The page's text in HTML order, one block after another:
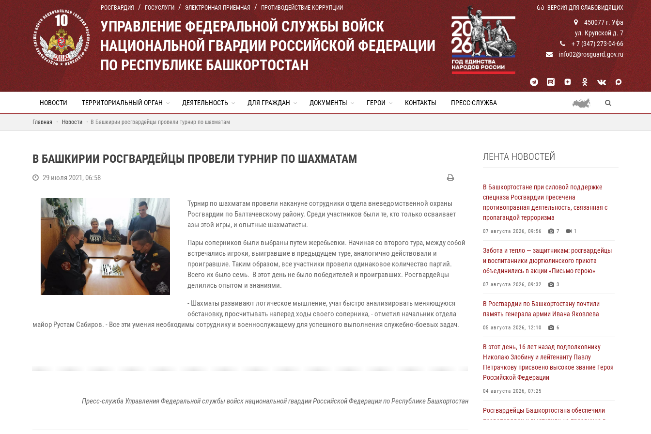
РОСГВАРДИЯ ГОСУСЛУГИ ЭЛЕКТРОННАЯ ПРИЕМНАЯ ПРОТИВОДЕЙСТВИЕ КОРРУПЦИИ ВЕРСИЯ ДЛЯ СЛАБОВИДЯЩИХ
УПРАВЛЕНИЕ ФЕДЕРАЛЬНОЙ СЛУЖБЫ ВОЙСК
НАЦИОНАЛЬНОЙ ГВАРДИИ РОССИЙСКОЙ ФЕДЕРАЦИИ
ПО РЕСПУБЛИКЕ БАШКОРТОСТАН
450077 г. Уфа
ул. Крупской д. 7
+ 7 (347) 273-04-66
info02@rosguard.gov.ru
НОВОСТИ ТЕРРИТОРИАЛЬНЫЙ ОРГАН ДЕЯТЕЛЬНОСТЬ ДЛЯ ГРАЖДАН ДОКУМЕНТЫ ГЕРОИ КОНТАКТЫ ПРЕСС-СЛУЖБА
Главная Новости В Башкирии росгвардейцы провели турнир по шахматам
В БАШКИРИИ РОСГВАРДЕЙЦЫ ПРОВЕЛИ ТУРНИР ПО ШАХМАТАМ
29 июля 2021, 06:58
Турнир по шахматам провели накануне сотрудники отдела вневедомственной охраны
Росгвардии по Балтачевскому району. Среди участников были те, кто только осваивает
азы этой игры, и опытные шахматисты.
Пары соперников были выбраны путем жеребьевки. Начиная со второго тура, между собой
встречались игроки, выигравшие в предыдущем туре, аналогично действовали и
проигравшие. Таким образом, все участники провели одинаковое количество партий.
Всего их было семь. В этот день не было победителей и проигравших. Росгвардейцы
делились опытом и знаниями.
- Шахматы развивают логическое мышление, учат быстро анализировать меняющуюся
обстановку, просчитывать наперед ходы своего соперника, - отметил начальник отдела
майор Рустам Сабиров. - Все эти умения необходимы сотруднику и военнослужащему для успешного выполнения служебно-боевых задач.
Пресс-служба Управления Федеральной службы войск национальной гвардии Российской Федерации по Республике Башкортостан
ЛЕНТА НОВОСТЕЙ
В Башкортостане при силовой поддержке
спецназа Росгвардии пресечена
противоправная деятельность, связанная с
пропагандой терроризма
07 августа 2026, 09:56 7 1
Забота и тепло — защитникам: росгвардейцы
и воспитанники дюртюлинского приюта
объединились в акции «Письмо герою»
07 августа 2026, 09:32 3
В Росгвардии по Башкортостану почтили
память генерала армии Ивана Яковлева
05 августа 2026, 12:10 6
В этот день, 16 лет назад подполковнику
Николаю Злобину и лейтенанту Павлу
Петрачкову присвоено высокое звание Героя
Российской Федерации
04 августа 2026, 07:25
Росгвардейцы Башкортостана обеспечили
правопорядок и выступили на празднике в